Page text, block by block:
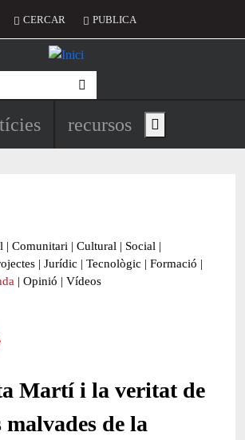
Menú del compte d'usuari
CERCAR PUBLICA
principal de
recursos Show main menu
| Comunitari | Cultural | Social |
| Jurídic | Tecnològic | Formació |
| Opinió | Vídeos
Martí i la veritat de
malvades de la